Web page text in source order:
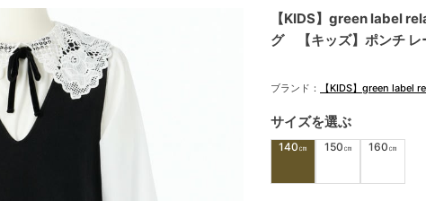
【KIDS】green label
グ 【キッズ】ポンチ
ブランド： 【KIDS】green label
サイズを選ぶ
140㎝ 150㎝ 160㎝